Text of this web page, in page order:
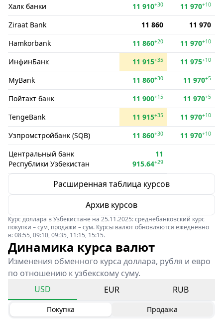
Халк банки 11 910+30 11 970+10
Ziraat Bank 11 860
11 970
Hamkorbank
11 860+20 11 970+10
ИнфинБанк 11 915+35 11 975+10
MyBank 11 860+30 11 970+5
Пойтахт банк 11 900+15 11 970+5
TengeBank 11 915+35 11 970+10
Узпромстройбанк (SQB) 11 860+30 11 970+10
Центральный банк
Республики Узбекистан
11
915.64+29
Расширенная таблица курсов
Архив курсов
Курс доллара в Узбекистане на 25.11.2025: среднебанковский курс
покупки – сум, продажи – сум. Курсы валют обновляются ежедневно
в: 08:55, 09:10, 09:35, 11:15, 15:15.
Динамика курса валют
Изменения обменного курса доллара, рубля и евро
по отношению к узбекскому суму.
USD
EUR RUB
Покупка Продажа